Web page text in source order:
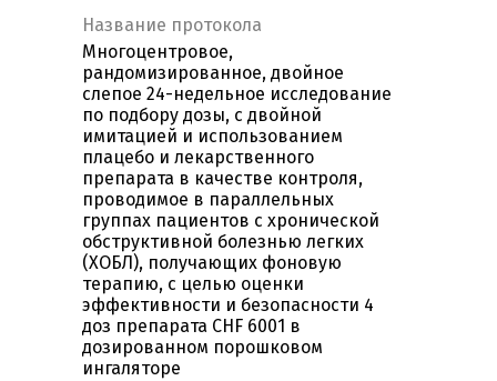
Название протокола
Многоцентровое,
рандомизированное, двойное
слепое 24-недельное исследование
по подбору дозы, с двойной
имитацией и использованием
плацебо и лекарственного
препарата в качестве контроля,
проводимое в параллельных
группах пациентов с хронической
обструктивной болезнью легких
(ХОБЛ), получающих фоновую
терапию, с целью оценки
эффективности и безопасности 4
доз препарата CHF 6001 в
дозированном порошковом
ингаляторе